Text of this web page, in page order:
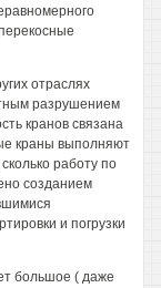
отраслях
разрушением
кранов связана
краны выполняют
работу по
созданием
и погрузки
большое ( даже